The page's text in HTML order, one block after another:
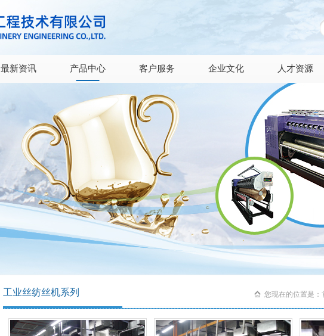
最新资讯 产品中心 客户服务 企业文化 人才资源
工业丝纺丝机系列 您现在的位置是：